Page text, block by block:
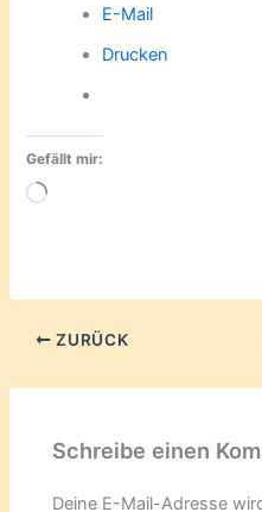
E-Mail
Drucken
Gefällt mir:
Wird
ZURÜCK
Schreibe einen
Deine E-Mail-Adresse